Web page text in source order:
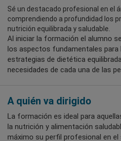
Sé un destacado profesional en el
comprendiendo a profundidad los
nutrición equilibrada y saludable.
Al iniciar la formación el alumno
los aspectos fundamentales para
estrategias de dietética
necesidades de cada una de las
A quién va dirigido
La formación es ideal para
la nutrición y alimentación
máximo su perfil profesional en